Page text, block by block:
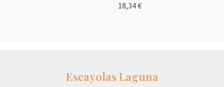
18,34 €
Escayolas Laguna